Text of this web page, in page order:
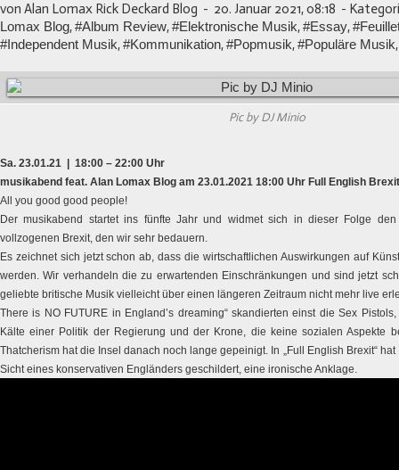
von Alan Lomax Rick Deckard Blog - 20. Januar 2021, 08:18 -
Lomax Blog,#Album Review,#Elektronische Musik,#Essay,
#Independent Musik,#Kommunikation,#Popmusik,#Populäre Musik
Pic by DJ Minio
Sa. 23.01.21 | 18:00 – 22:00 Uhr
musikabend feat. Alan Lomax Blog am 23.01.2021 18:00 Uhr Full English
All you good good people!
Der musikabend startet ins fünfte Jahr und widmet sich in dieser Folge
vollzogenen Brexit, den wir sehr bedauern.
Es zeichnet sich jetzt schon ab, dass die wirtschaftlichen Auswirkungen auf
werden. Wir verhandeln die zu erwartenden Einschränkungen und sind jetzt
geliebte britische Musik vielleicht über einen längeren Zeitraum nicht mehr live
There is NO FUTURE in England’s dreaming“ skandierten einst die Sex
Kälte einer Politik der Regierung und der Krone, die keine sozialen Aspekte
Thatcherism hat die Insel danach noch lange gepeinigt. In „Full English Brexit“
Sicht eines konservativen Engländers geschildert, eine ironische Anklage.